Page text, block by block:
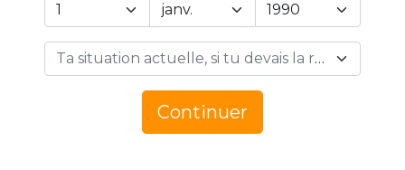
Ta situation actuelle, si tu devais la résumer en 1 mot… *
Continuer